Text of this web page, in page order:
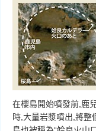
在櫻島開始噴發前,鹿
時,大量岩漿噴出,將整